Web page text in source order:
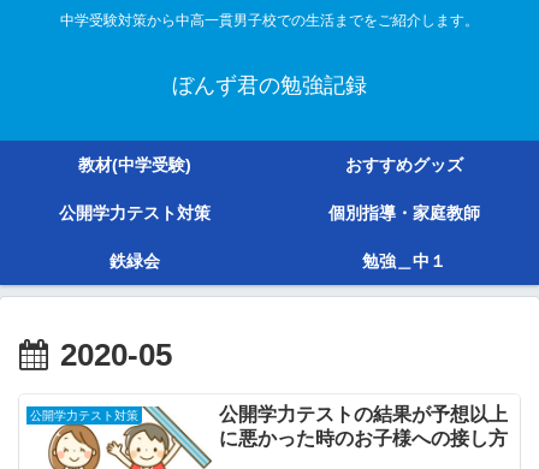
中学受験対策から中高一貫男子校での生活までをご紹介します。
ぼんず君の勉強記録
教材(中学受験) おすすめグッズ
公開学力テスト対策 個別指導・家庭教師
鉄緑会 勉強＿中１
2020-05
公開学力テスト対策
公開学力テストの結果が予想以上
に悪かった時のお子様への接し方